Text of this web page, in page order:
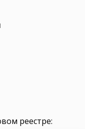
реестре: